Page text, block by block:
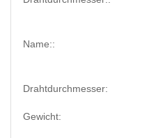
Name::
Drahtdurchmesser:
Gewicht: